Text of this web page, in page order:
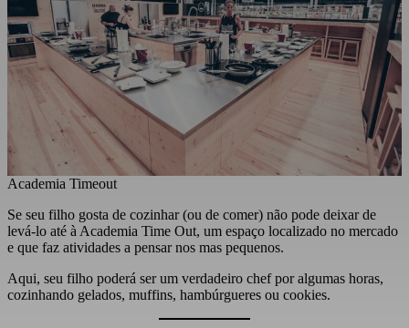
Academia Timeout
Se seu filho gosta de cozinhar (ou de comer) não pode deixar de
levá-lo até à Academia Time Out, um espaço localizado no mercado
e que faz atividades a pensar nos mas pequenos.
Aqui, seu filho poderá ser um verdadeiro chef por algumas horas,
cozinhando gelados, muffins, hambúrgueres ou cookies.